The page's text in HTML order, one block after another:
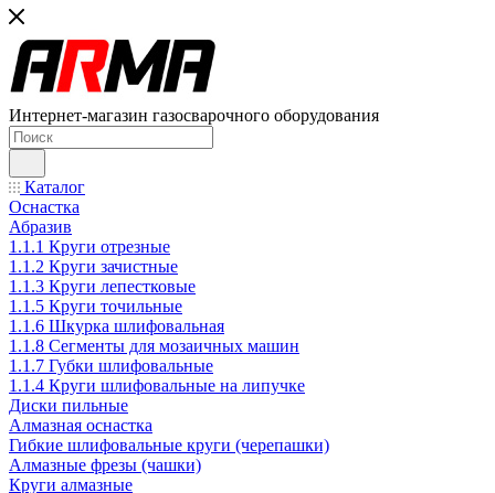
Интернет-магазин газосварочного оборудования
Каталог
Оснастка
Абразив
1.1.1 Круги отрезные
1.1.2 Круги зачистные
1.1.3 Круги лепестковые
1.1.5 Круги точильные
1.1.6 Шкурка шлифовальная
1.1.8 Сегменты для мозаичных машин
1.1.7 Губки шлифовальные
1.1.4 Круги шлифовальные на липучке
Диски пильные
Алмазная оснастка
Гибкие шлифовальные круги (черепашки)
Алмазные фрезы (чашки)
Круги алмазные